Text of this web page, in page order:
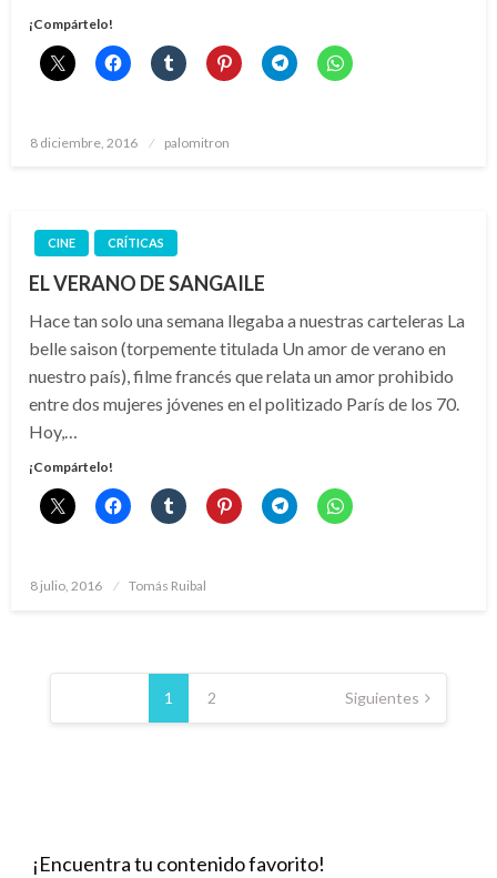
¡Compártelo!
Publicado
8 diciembre, 2016 palomitron
CINE CRÍTICAS
EL VERANO DE SANGAILE
Hace tan solo una semana llegaba a nuestras carteleras La
belle saison (torpemente titulada Un amor de verano en
nuestro país), filme francés que relata un amor prohibido
entre dos mujeres jóvenes en el politizado París de los 70.
Hoy,…
¡Compártelo!
Publicado
8 julio, 2016 Tomás Ruibal
Paginación
entradas
1 2 Siguientes
¡Encuentra tu contenido favorito!